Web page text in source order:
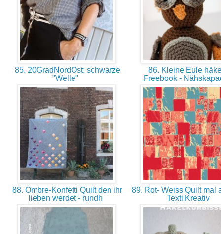
85. 20GradNordOst: schwarze
"Welle"
86. Kleine Eule
Freebook -
88. Ombre-Konfetti Quilt den ihr
lieben werdet - rundh
89. Rot- Weiss Quilt mal
TextilKreativ